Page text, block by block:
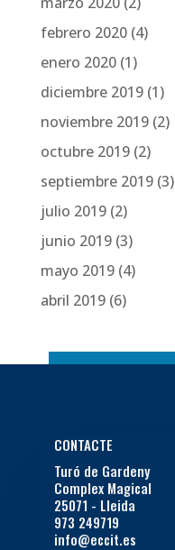
febrero 2020(4)
enero 2020(1)
diciembre 2019(1)
noviembre 2019(2)
octubre 2019(2)
septiembre 2019(3)
julio 2019(2)
junio 2019(3)
mayo 2019(4)
abril 2019(6)
CONTACTE
Turó de Gardeny
Complex Magical
25071 - Lleida
973 249719
info@eccit.es